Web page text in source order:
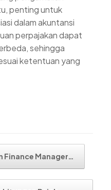
penting untuk
dalam akuntansi
perpajakan dapat
sehingga
ketentuan yang
Finance Manager…